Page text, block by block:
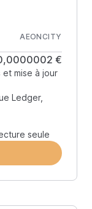
AEONCITY
€
et mise à jour
Ledger,
seule